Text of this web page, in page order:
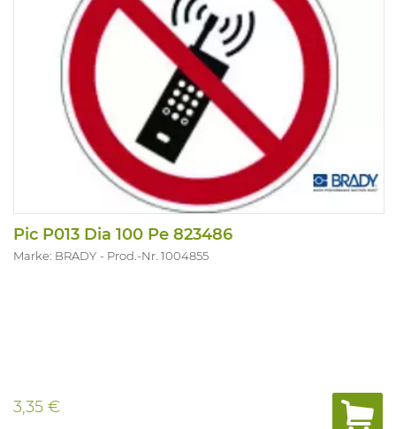
Pic P013 Dia 100 Pe 823486
Marke: BRADY Prod.-Nr. 1004855
3,35 €